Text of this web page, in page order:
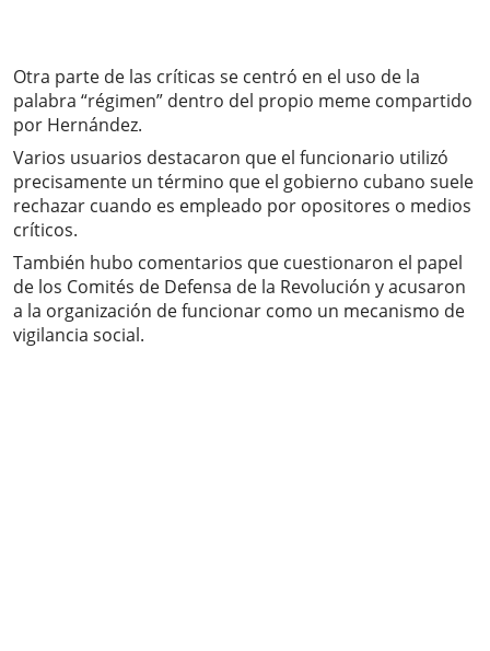
Otra parte de las críticas se centró en el uso de la
palabra “régimen” dentro del propio meme compartido
por Hernández.
Varios usuarios destacaron que el funcionario utilizó
precisamente un término que el gobierno cubano suele
rechazar cuando es empleado por opositores o medios
críticos.
También hubo comentarios que cuestionaron el papel
de los Comités de Defensa de la Revolución y acusaron
a la organización de funcionar como un mecanismo de
vigilancia social.